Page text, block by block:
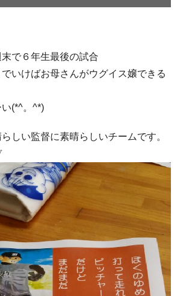
で６年生最後の試合
いけばお母さんがウグイス嬢できる
(*^。^*)
しい監督に素晴らしいチームです。